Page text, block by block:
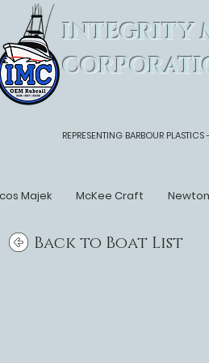
INTEGRITY
REPRESENTING BARBOUR
Majek McKee Craft Newton
Back to Boat List